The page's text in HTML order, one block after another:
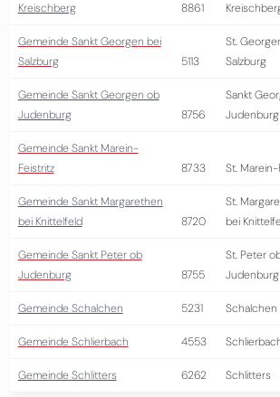
Kreischberg
8861
Gemeinde Sankt Georgen bei
Salzburg
5113
St.
Salzburg
Gemeinde Sankt Georgen ob
Judenburg
8756
Sankt
Judenburg
Gemeinde Sankt Marein-
Feistritz
8733 St.
Gemeinde Sankt Margarethen
bei Knittelfeld
8720
St.
bei
Gemeinde Sankt Peter ob
Judenburg
8755
St. Peter
Judenburg
Gemeinde Schalchen 5231 Schalchen
Gemeinde Schlierbach 4553
Gemeinde Schlitters 6262 Schlitters